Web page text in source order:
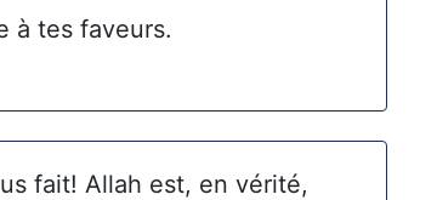
à tes faveurs.
fait! Allah est, en vérité,